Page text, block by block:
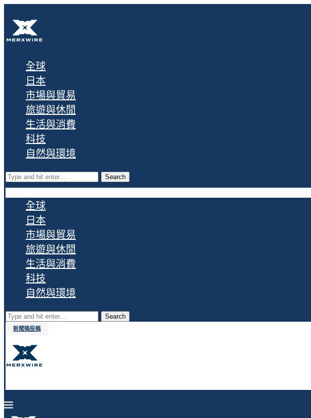
全球
日本
市場與貿易
旅遊與休閒
生活與消費
科技
自然與環境
Search
全球
日本
市場與貿易
旅遊與休閒
生活與消費
科技
自然與環境
Search
新聞稿投稿